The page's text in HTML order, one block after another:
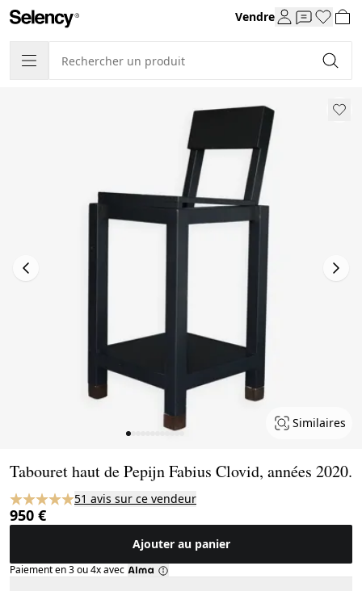
Vendre
Similaires
Tabouret haut de Pepijn Fabius Clovid, années 2020.
51 avis sur ce vendeur
950 €
Ajouter au panier
Paiement en 3 ou 4x avec